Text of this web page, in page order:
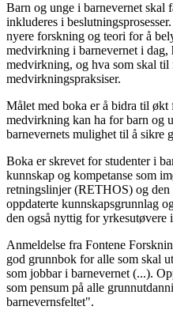
Barn og unge i barnevernet skal
inkluderes i
nyere forskning og teori for å
medvirkning i barnevernet i dag,
medvirkning, og hva som skal til
medvirkningspraksiser.
Målet med boka er å bidra til
medvirkning kan ha for barn og
barnevernets mulighet til å sikre
Boka er skrevet for studenter i
kunnskap og kompetanse som
retningslinjer (RETHOS) og
oppdaterte kunnskapsgrunnlag
den også nyttig for yrkesutøvere
Anmeldelse fra Fontene
god grunnbok for alle som skal
som jobbar i barnevernet (...).
som pensum på alle
barnevernsfeltet".